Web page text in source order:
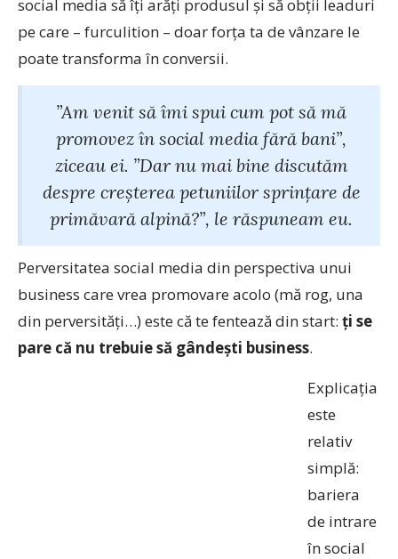
social media să îți arăți produsul și să obții leaduri
pe care – furculition – doar forța ta de vânzare le
poate transforma în conversii.
”Am venit să îmi spui cum pot să mă
promovez în social media fără bani”,
ziceau ei. ”Dar nu mai bine discutăm
despre creșterea petuniilor sprințare de
primăvară alpină?”, le răspuneam eu.
Perversitatea social media din perspectiva unui
business care vrea promovare acolo (mă rog, una
din perversități…) este că te fentează din start: ți se
pare că nu trebuie să gândești business.
Explicația
este
relativ
simplă:
bariera
de intrare
în social